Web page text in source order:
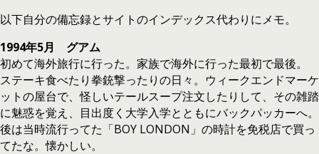
以下自分の備忘録とサイトのインデックス代わりにメモ。
1994年5月 グアム
初めて海外旅行に行った。家族で海外に行った最初で最後。
ステーキ食べたり拳銃撃ったりの日々。ウィークエンドマーケ
ットの屋台で、怪しいテールスープ注文したりして、その雑踏
に魅惑を覚え、目出度く大学入学とともにバックパッカーへ。
後は当時流行ってた「BOY LONDON」の時計を免税店で買っ
てたな。懐かしい。